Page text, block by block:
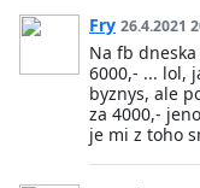
Fry 26.4.2021
Na fb
6000,- ... lol,
byznys, ale
za 4000,-
je mi z toho